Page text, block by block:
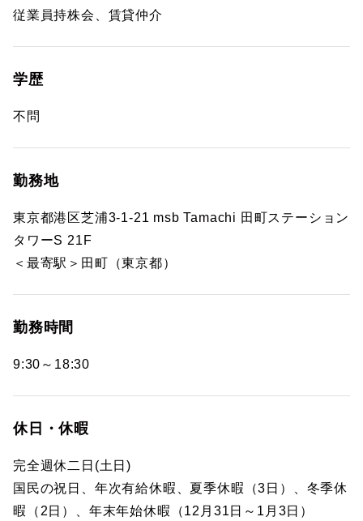
従業員持株会、賃貸仲介
学歴
不問
勤務地
東京都港区芝浦3-1-21 msb Tamachi 田町ステーション
タワーS 21F
＜最寄駅＞田町（東京都）
勤務時間
9:30～18:30
休日・休暇
完全週休二日(土日)
国民の祝日、年次有給休暇、夏季休暇（3日）、冬季休
暇（2日）、年末年始休暇（12月31日～1月3日）